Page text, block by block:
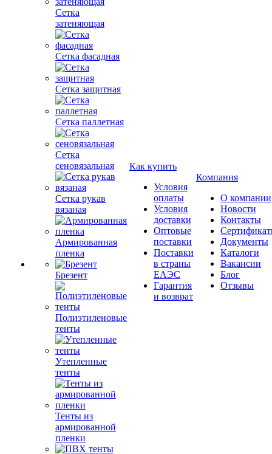
Сетка
затеняющая
Сетка фасадная
Сетка защитная
Сетка паллетная
Сетка
сеновязальная
Сетка рукав
вязаная
Армированная
пленка
Брезент
Полиэтиленовые
тенты
Утепленные
тенты
Тенты из
армированной
пленки
Как купить
Условия
оплаты
Условия
доставки
Оптовые
поставки
Поставки
в страны
ЕАЭС
Гарантия
и возврат
Компания
О компании
Новости
Контакты
Документы
Каталоги
Вакансии
Блог
Отзывы